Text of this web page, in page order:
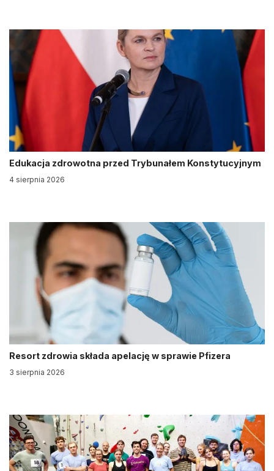
Edukacja zdrowotna przed Trybunałem Konstytucyjnym
4 sierpnia 2026
Resort zdrowia składa apelację w sprawie Pfizera
3 sierpnia 2026